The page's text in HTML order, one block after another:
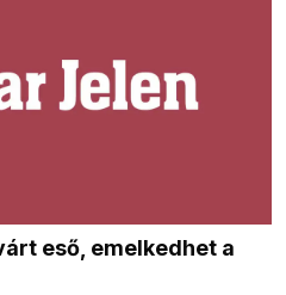
eső, emelkedhet a